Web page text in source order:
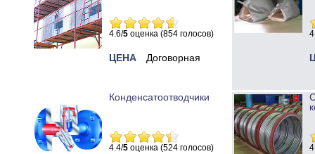
4.6/5 оценка (854 голосов)
ЦЕНА Договорная
Конденсатоотводчики
4.4/5 оценка (524 голосов)